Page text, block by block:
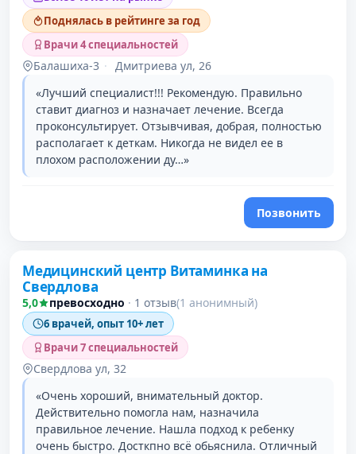
Поднялась в рейтинге за год
Врачи 4 специальностей
Балашиха-3 · Дмитриева ул, 26
«Лучший специалист!!! Рекомендую. Правильно
ставит диагноз и назначает лечение. Всегда
проконсультирует. Отзывчивая, добрая, полностью
располагает к деткам. Никогда не видел ее в
плохом расположении ду…»
Позвонить
Медицинский центр Витаминка на
Свердлова
5,0 превосходно · 1 отзыв(1 анонимный)
6 врачей, опыт 10+ лет
Врачи 7 специальностей
Свердлова ул, 32
«Очень хороший, внимательный доктор.
Действительно помогла нам, назначила
правильное лечение. Нашла подход к ребенку
очень быстро. Досткпно всё обьяснила. Отличный